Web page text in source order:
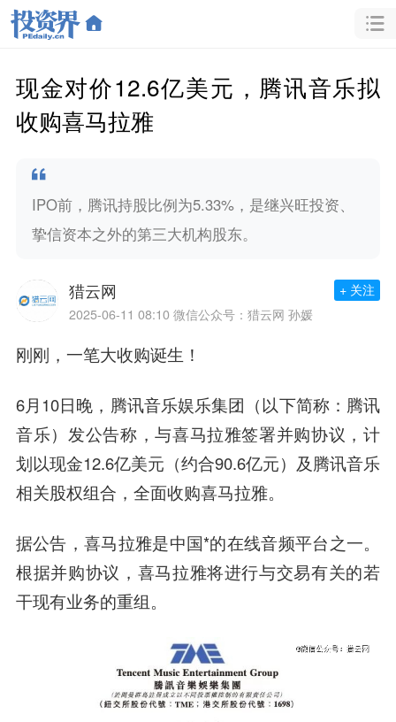
现金对价12.6亿美元，腾讯音乐拟
收购喜马拉雅
IPO前，腾讯持股比例为5.33%，是继兴旺投资、
挚信资本之外的第三大机构股东。
猎云网
2025-06-11 08:10 微信公众号：猎云网 孙媛
+ 关注
刚刚，一笔大收购诞生！
6月10日晚，腾讯音乐娱乐集团（以下简称：腾讯
音乐）发公告称，与喜马拉雅签署并购协议，计
划以现金12.6亿美元（约合90.6亿元）及腾讯音乐
相关股权组合，全面收购喜马拉雅。
据公告，喜马拉雅是中国*的在线音频平台之一。
根据并购协议，喜马拉雅将进行与交易有关的若
干现有业务的重组。